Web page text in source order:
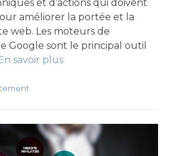
et d’actions qui doivent
améliorer la portée et la
web. Les moteurs de
Google sont le principal outil
savoir plus